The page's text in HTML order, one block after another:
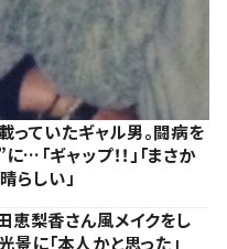
っていたギャル男。闘病を
「ギャップ！！」「まさか
らしい」
梨香さん風メイクをし
に「本人かと思った」